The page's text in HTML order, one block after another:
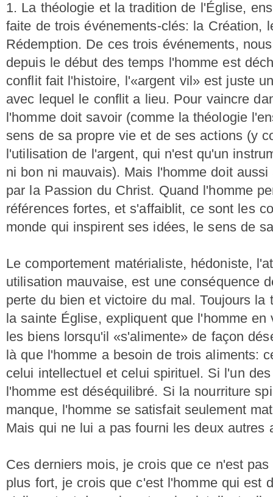
1. La théologie et la tradition de l'Église,
faite de trois événements-clés: la Création,
Rédemption. De ces trois événements,
depuis le début des temps l'homme est
conflit fait l'histoire, l'«argent vil» est juste
avec lequel le conflit a lieu. Pour vaincre
l'homme doit savoir (comme la théologie
sens de sa propre vie et de ses actions (y
l'utilisation de l'argent, qui n'est qu'un
ni bon ni mauvais). Mais l'homme doit
par la Passion du Christ. Quand l'homme
références fortes, et s'affaiblit, ce sont les
monde qui inspirent ses idées, le sens de
Le comportement matérialiste, hédoniste,
utilisation mauvaise, est une conséquence
perte du bien et victoire du mal. Toujours la
la sainte Église, expliquent que l'homme
les biens lorsqu'il «s'alimente» de façon
là que l'homme a besoin de trois aliments:
celui intellectuel et celui spirituel. Si l'un
l'homme est déséquilibré. Si la nourriture
manque, l'homme se satisfait seulement
Mais qui ne lui a pas fourni les deux autres
Ces derniers mois, je crois que ce n'est
plus fort, je crois que c'est l'homme qui est